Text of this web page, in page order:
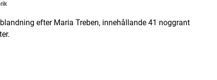
efter Maria Treben, innehållande 41 noggrant